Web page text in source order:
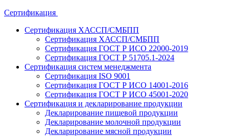
Сертификация
Сертификация ХАССП/СМБПП
Сертификация ХАССП/СМБПП
Сертификация ГОСТ Р ИСО 22000-2019
Сертификация ГОСТ Р 51705.1-2024
Сертификация систем менеджмента
Сертификация ISO 9001
Сертификация ГОСТ Р ИСО 14001-2016
Сертификация ГОСТ Р ИСО 45001-2020
Сертификация и декларирование продукции
Декларирование пищевой продукции
Декларирование молочной продукции
Декларирование мясной продукции